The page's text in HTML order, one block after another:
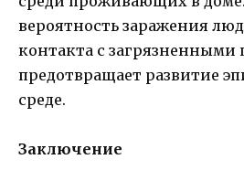
вероятность заражения
контакта с загрязненными
предотвращает развитие
среде.
Заключение